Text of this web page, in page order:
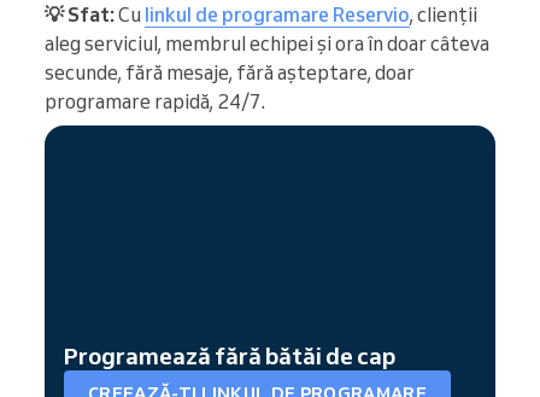
💡 Sfat:Cu linkul de programare Reservio, clienții
aleg serviciul, membrul echipei și ora în doar câteva
secunde, fără mesaje, fără așteptare, doar
programare rapidă, 24/7.
Programează fără bătăi de cap